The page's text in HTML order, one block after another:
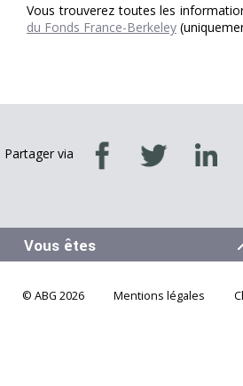
Vous trouverez toutes les
du Fonds France-Berkeley
Partager via
© ABG 2026 Mentions légales